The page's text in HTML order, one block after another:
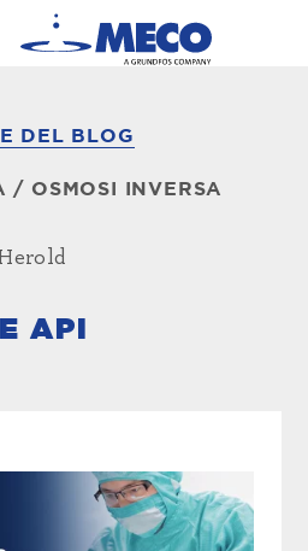
DEL BLOG
/ OSMOSI INVERSA
API